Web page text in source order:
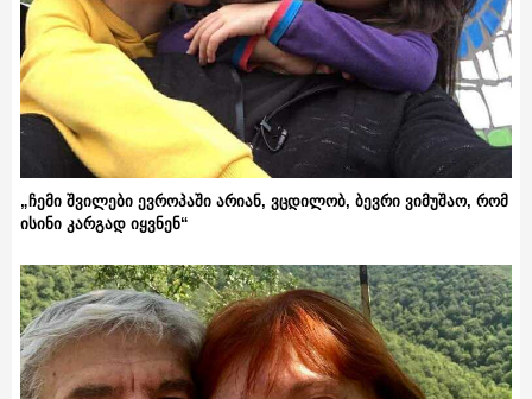
„ჩემი შვილები ევროპაში არიან, ვცდილობ, ბევრი ვიმუშაო, რომ
ისინი კარგად იყვნენ“